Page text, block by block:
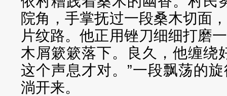
院角，手掌抚过一段桑木切面
片纹路。他正用锉刀细细打磨
木屑簌簌落下。良久，他缠绕
这个声息才对。”一段飘荡的
淌开来。